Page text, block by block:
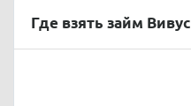
Где взять займ Вивус